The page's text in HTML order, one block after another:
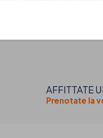
web per approfittare dei
AFFITTATE
Prenotate la